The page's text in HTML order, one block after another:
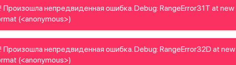
Произошла непредвиденная ошибка. Debug: RangeError31T at new
(<anonymous>)
Произошла непредвиденная ошибка. Debug: RangeError32D at new
(<anonymous>)